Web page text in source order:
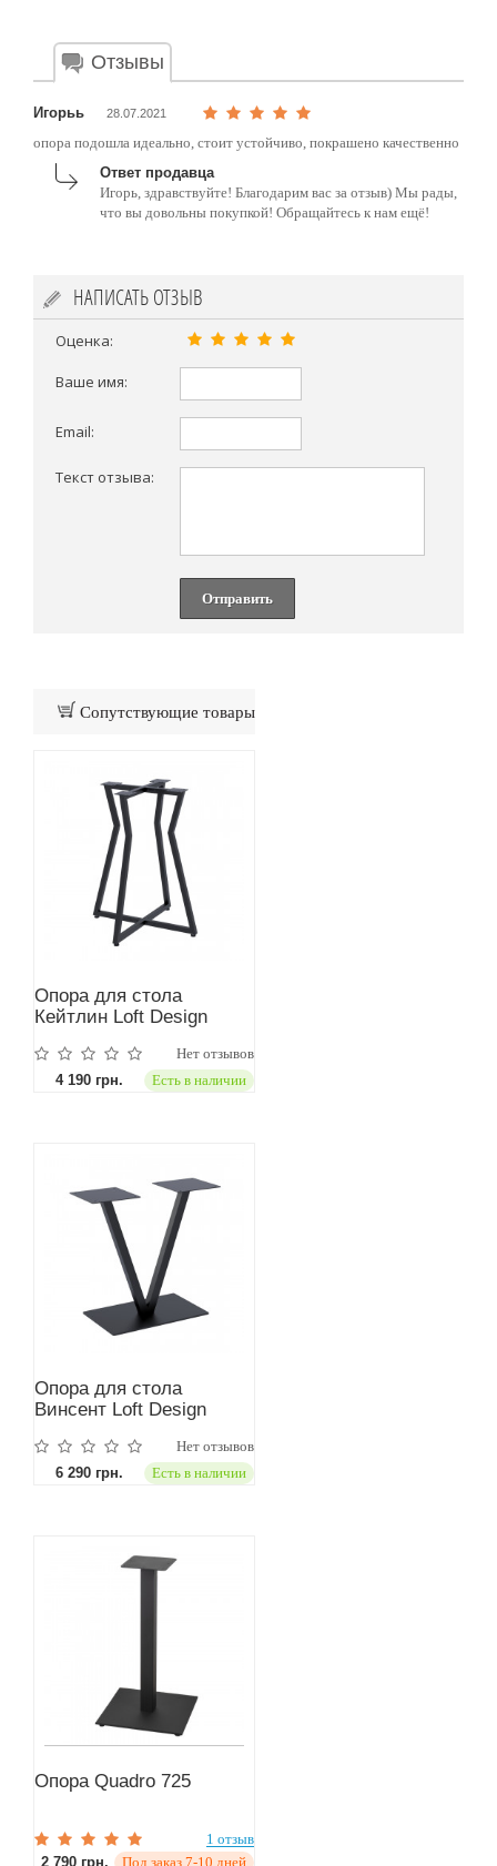
Отзывы
Игорьь 28.07.2021
опора подошла идеально, стоит устойчиво, покрашено качественно
Ответ продавца
Игорь, здравствуйте! Благодарим вас за отзыв) Мы рады,
что вы довольны покупкой! Обращайтесь к нам ещё!
НАПИСАТЬ ОТЗЫВ
Оценка:
Ваше имя:
Email:
Текст отзыва:
Отправить
Сопутствующие товары
Опора для стола
Кейтлин Loft Design
Нет отзывов
4 190 грн.
Есть в наличии
Опора для стола
Винсент Loft Design
Нет отзывов
6 290 грн.
Есть в наличии
Опора Quadro 725
1 отзыв
2 790 грн.
Под заказ 7-10 дней